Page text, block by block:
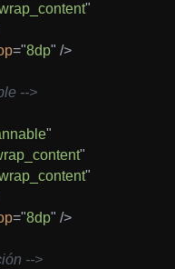
"
="8dp" />
-->
"
"
"
="8dp" />
-->